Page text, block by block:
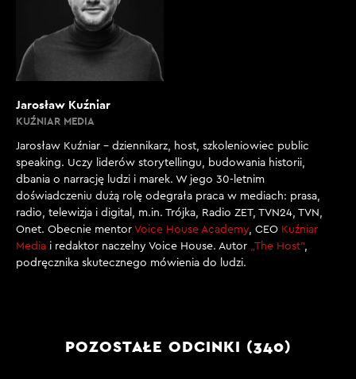
Jarosław Kuźniar
KUŹNIAR MEDIA
Jarosław Kuźniar – dziennikarz, host, szkoleniowiec public
speaking. Uczy liderów storytellingu, budowania historii,
dbania o narrację ludzi i marek. W jego 30-letnim
doświadczeniu dużą rolę odegrała praca w mediach: prasa,
radio, telewizja i digital, m.in. Trójka, Radio ZET, TVN24, TVN,
Onet. Obecnie mentor Voice House Academy , CEO Kuźniar
Media i redaktor naczelny Voice House. Autor „The Host”,
podręcznika skutecznego mówienia do ludzi.
POZOSTAŁE ODCINKI (340)